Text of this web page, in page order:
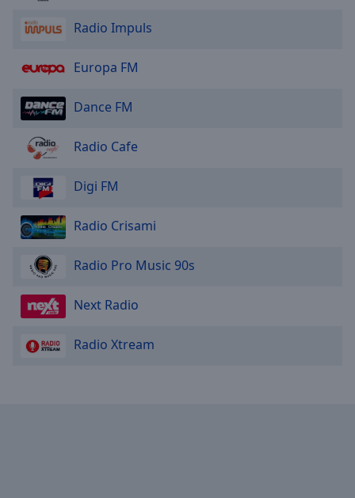
Radio Impuls
Europa FM
Dance FM
Radio Cafe
Digi FM
Radio Crisami
Radio Pro Music 90s
Next Radio
Radio Xtream